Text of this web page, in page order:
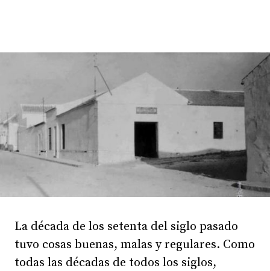
2023
La década de los setenta del siglo pasado
tuvo cosas buenas, malas y regulares. Como
todas las décadas de todos los siglos,